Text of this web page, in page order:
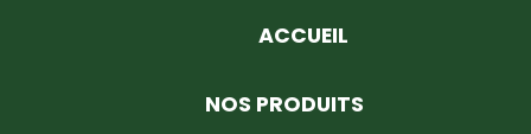
ACCUEIL
NOS PRODUITS